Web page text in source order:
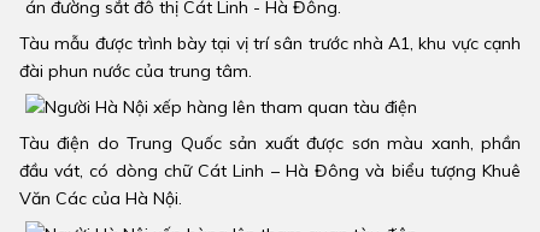
Tàu mẫu được trình bày tại vị trí sân trước nhà A1, khu vực cạnh
đài phun nước của trung tâm.
Tàu điện do Trung Quốc sản xuất được sơn màu xanh, phần
đầu vát, có dòng chữ Cát Linh – Hà Đông và biểu tượng Khuê
Văn Các của Hà Nội.